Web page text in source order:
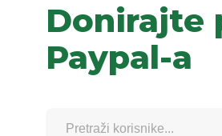
Donirajte
Paypal-a